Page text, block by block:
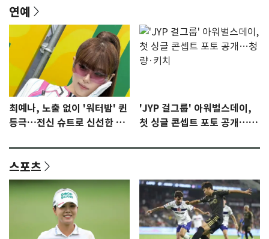
연예
최예나, 노출 없이 '워터밤' 퀸
등극…전신 슈트로 신선한 충
'JYP 걸그룹' 아워벌스데이,
첫 싱글 콘셉트 포토 공개…청
스포츠